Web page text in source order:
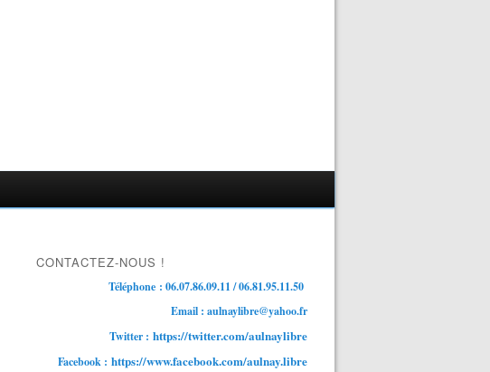
CONTACTEZ-NOUS !
Téléphone : 06.07.86.09.11 / 06.81.95.11.50
Email : aulnaylibre@yahoo.fr
Twitter : https://twitter.com/aulnaylibre
Facebook : https://www.facebook.com/aulnay.libre